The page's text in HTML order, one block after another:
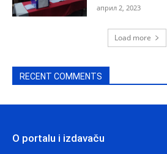
април 2, 2023
Load more
RECENT COMMENTS
O portalu i izdavaču